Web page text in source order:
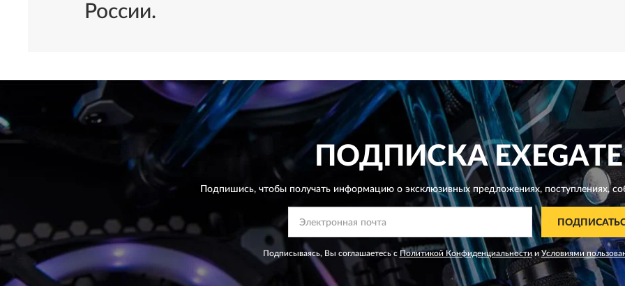
России.
ПОДПИСКАEXEGATE
Подпишись, чтобы получать информацию о эксклюзивных предложениях,поступлениях,
Подписываясь, Вы соглашаетесь с Политикой Конфиденциальности иУсловиями